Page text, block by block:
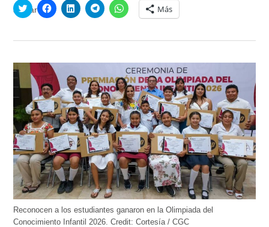
Haz
clic
en
abre
en
una
ventana
nueva)
Haz
clic
en
abre
en
una
ventana
nueva)
Haz
clic
en
abre
una
ventana
nueva)
Haz
clic
en
abre
una
ventana
nueva)
Haz
clic
para
en
abre
en
una
ventana
nueva)
Más
Reconocen a los estudiantes ganaron en la Olimpiada del
Conocimiento Infantil 2026.Credit: Cortesía / CGC